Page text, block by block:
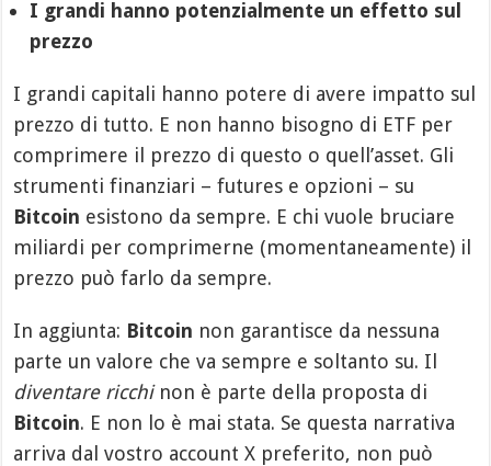
I grandi hanno potenzialmente un effetto sul
prezzo
I grandi capitali hanno potere di avere impatto sul
prezzo di tutto. E non hanno bisogno di ETF per
comprimere il prezzo di questo o quell’asset. Gli
strumenti finanziari – futures e opzioni – su
Bitcoin esistono da sempre. E chi vuole bruciare
miliardi per comprimerne (momentaneamente) il
prezzo può farlo da sempre.
In aggiunta: Bitcoin non garantisce da nessuna
parte un valore che va sempre e soltanto su. Il
diventare ricchinon è parte della proposta di
Bitcoin. E non lo è mai stata. Se questa narrativa
arriva dal vostro account X preferito, non può